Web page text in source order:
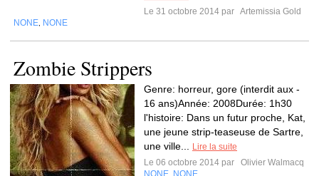
Le 31 octobre 2014 par Artemissia Gold
NONE NONE
Zombie Strippers
Genre: horreur, gore (interdit aux -
16 ans)Année: 2008Durée: 1h30
l'histoire: Dans un futur proche, Kat,
une jeune strip-teaseuse de Sartre,
une ville...
Lire la suite
Le 06 octobre 2014 par
Olivier Walmacq
NONE NONE